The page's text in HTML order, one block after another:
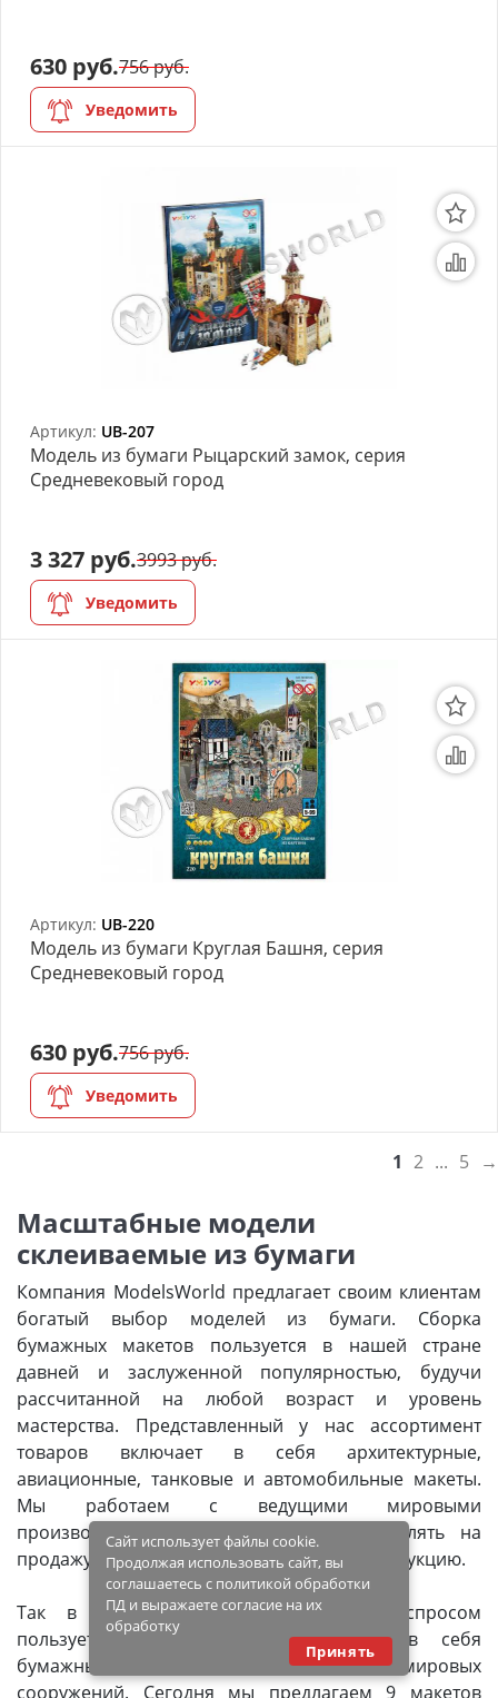
630 руб.756 руб.
Уведомить
Артикул: UB-207
Модель из бумаги Рыцарский замок, серия
Средневековый город
3 327 руб.3993 руб.
Уведомить
Артикул: UB-220
Модель из бумаги Круглая Башня, серия
Средневековый город
630 руб.756 руб.
Уведомить
1 2 ... 5 →
Масштабные модели
склеиваемые из бумаги
Компания ModelsWorld предлагает своим клиентам
богатый выбор моделей из бумаги. Сборка
бумажных макетов пользуется в нашей стране
давней и заслуженной популярностью, будучи
рассчитанной на любой возраст и уровень
мастерства. Представленный у нас ассортимент
товаров включает в себя архитектурные,
авиационные, танковые и автомобильные макеты.
Мы работаем с ведущими мировыми
производителями, что позволяет выставлять на
продажу исключительно качественную продукцию.
Так в настоящий момент широким спросом
пользуется архитектура, включающая в себя
бумажные макеты самых известных мировых
сооружений. Сегодня мы предлагаем 9 макетов
Сайт использует файлы cookie.
Продолжая использовать сайт, вы
соглашаетесь с политикой обработки
ПД и выражаете согласие на их
обработку
Принять